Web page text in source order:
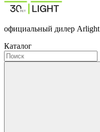
официальный дилер Arlight
Каталог